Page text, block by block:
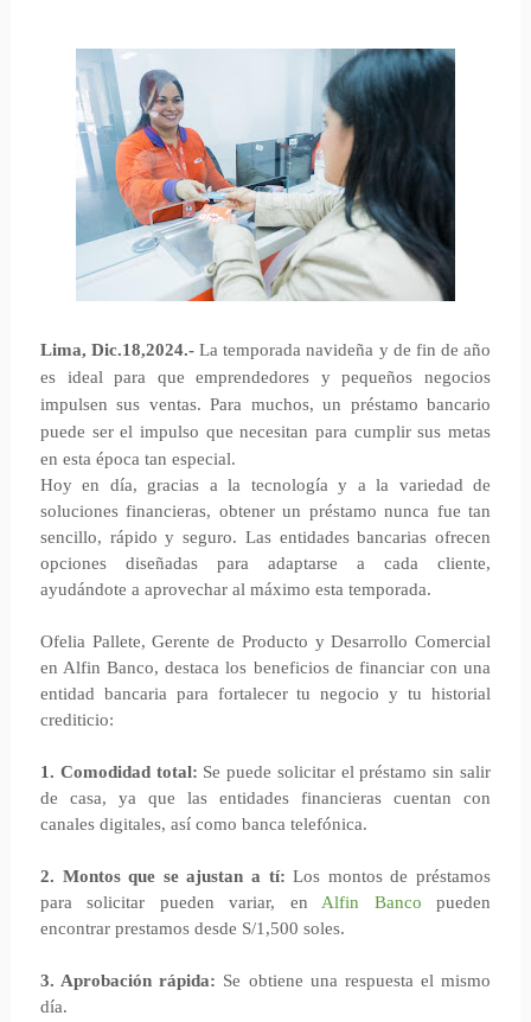
Lima, Dic.18,2024.- La temporada navideña y de fin de año
es ideal para que emprendedores y pequeños negocios
impulsen sus ventas. Para muchos, un préstamo bancario
puede ser el impulso que necesitan para cumplir sus metas
en esta época tan especial.
Hoy en día, gracias a la tecnología y a la variedad de
soluciones financieras, obtener un préstamo nunca fue tan
sencillo, rápido y seguro. Las entidades bancarias ofrecen
opciones diseñadas para adaptarse a cada cliente,
ayudándote a aprovechar al máximo esta temporada.
Ofelia Pallete, Gerente de Producto y Desarrollo Comercial
en Alfin Banco, destaca los beneficios de financiar con una
entidad bancaria para fortalecer tu negocio y tu historial
crediticio:
1. Comodidad total: Se puede solicitar el préstamo sin salir
de casa, ya que las entidades financieras cuentan con
canales digitales, así como banca telefónica.
2. Montos que se ajustan a tí: Los montos de préstamos
para solicitar pueden variar, en Alfin Banco pueden
encontrar prestamos desde S/1,500 soles.
3. Aprobación rápida: Se obtiene una respuesta el mismo
día.